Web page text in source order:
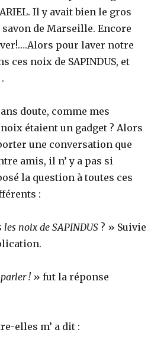
ARIEL. Il y avait bien le gros
savon de Marseille. Encore
pour laver notre
ces noix de SAPINDUS, et
doute, comme mes
étaient un gadget ? Alors
une conversation que
amis, il n’ y a pas si
la question à toutes ces
:
les noix de SAPINDUS ? » Suivie
!» fut la réponse
elles m’ a dit :